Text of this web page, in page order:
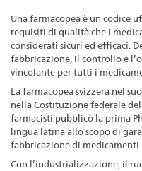
Una farmacopea è un codice
requisiti di qualità che i
considerati sicuri ed efficaci.
fabbricazione, il controllo e
vincolante per tutti i
La farmacopea svizzera nel
nella Costituzione federale
farmacisti pubblicò la prima
lingua latina allo scopo di
fabbricazione di medicamenti
Con l’industrializzazione, il